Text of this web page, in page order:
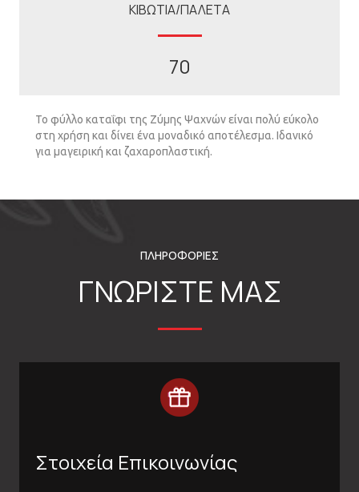
ΚΙΒΩΤΙΑ/ΠΑΛΕΤΑ
70
Το φύλλο καταΐφι της Ζύµης Ψαχνών είναι πολύ εύκολο
στη χρήση και δίνει ένα µοναδικό αποτέλεσµα. Ιδανικό
για µαγειρική και ζαχαροπλαστική.
ΠΛΗΡΟΦΟΡΙΕΣ
ΓΝΩΡΙΣΤΕ ΜΑΣ
Στοιχεία Επικοινωνίας